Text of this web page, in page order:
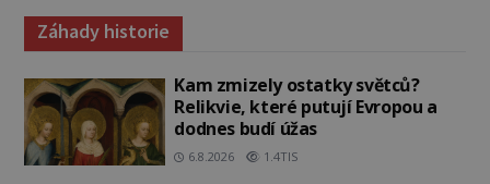
Záhady historie
Kam zmizely ostatky světců?
Relikvie, které putují Evropou a
dodnes budí úžas
6.8.2026 1.4TIS